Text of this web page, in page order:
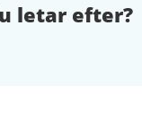
letar efter?